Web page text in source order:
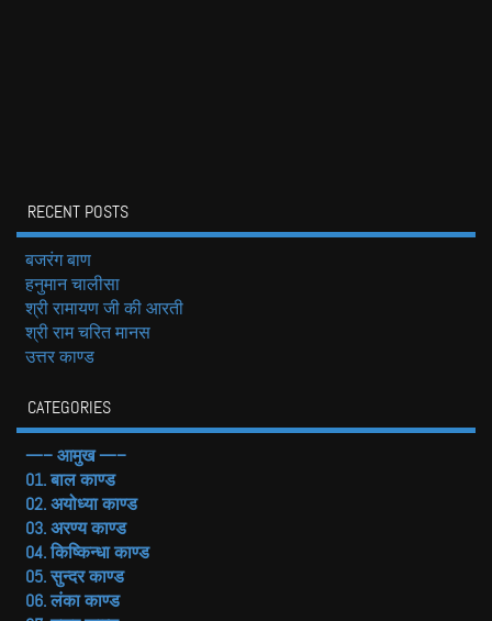
RECENT POSTS
बजरंग बाण
हनुमान चालीसा
श्री रामायण जी की आरती
श्री राम चरित मानस
उत्तर काण्ड
CATEGORIES
—– आमुख —–
01. बाल काण्ड
02. अयोध्या काण्ड
03. अरण्य काण्ड
04. किष्किन्धा काण्ड
05. सुन्दर काण्ड
06. लंका काण्ड